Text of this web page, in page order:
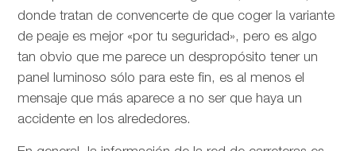
donde tratan de convencerte de que coger la variante
de peaje es mejor «por tu seguridad», pero es algo
tan obvio que me parece un despropósito tener un
panel luminoso sólo para este fin, es al menos el
mensaje que más aparece a no ser que haya un
accidente en los alrededores.